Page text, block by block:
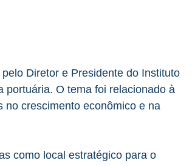
Diretor e Presidente do Instituto
portuária. O tema foi relacionado à
no crescimento econômico e na
como local estratégico para o